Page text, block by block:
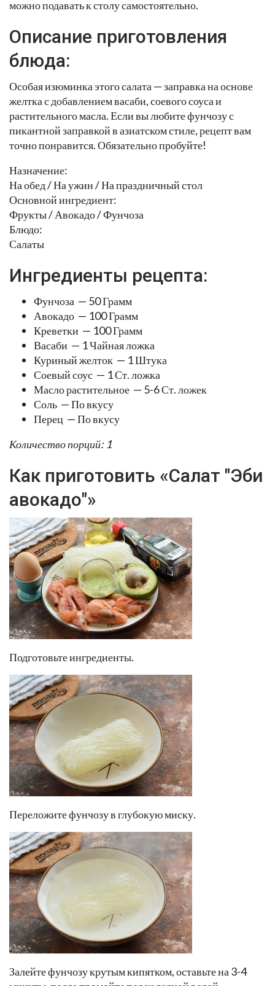
можно подавать к столу самостоятельно.
Описание приготовления
блюда:
Особая изюминка этого салата — заправка на основе
желтка с добавлением васаби, соевого соуса и
растительного масла. Если вы любите фунчозу с
пикантной заправкой в азиатском стиле, рецепт вам
точно понравится. Обязательно пробуйте!
Назначение:
На обед / На ужин / На праздничный стол
Основной ингредиент:
Фрукты / Авокадо / Фунчоза
Блюдо:
Салаты
Ингредиенты рецепта:
Фунчоза — 50 Грамм
Авокадо — 100 Грамм
Креветки — 100 Грамм
Васаби — 1 Чайная ложка
Куриный желток — 1 Штука
Соевый соус — 1 Ст. ложка
Масло растительное — 5-6 Ст. ложек
Соль — По вкусу
Перец — По вкусу
Количество порций: 1
Как приготовить «Салат "Эби
авокадо"»
Подготовьте ингредиенты.
Переложите фунчозу в глубокую миску.
Залейте фунчозу крутым кипятком, оставьте на 3-4